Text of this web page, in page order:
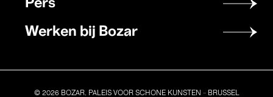
Pers
Werken bij Bozar
© 2026 BOZAR. PALEIS VOOR SCHONE KUNSTEN - BRUSSEL